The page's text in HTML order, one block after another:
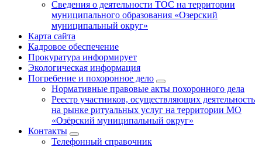
Сведения о деятельности ТОС на территории
муниципального образования «Озерский
муниципальный округ»
Карта сайта
Кадровое обеспечение
Прокуратура информирует
Экологическая информация
Погребение и похоронное дело
Нормативные правовые акты похоронного дела
Реестр участников, осуществляющих деятельность
на рынке ритуальных услуг на территории МО
«Озёрский муниципальный округ»
Контакты
Телефонный справочник